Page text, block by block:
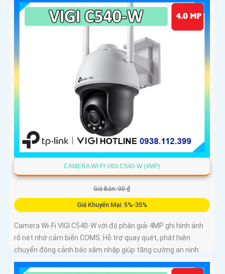
CAMERA WI-FI VIGI C540-W (4MP)
Giá Bán: 00 ₫
Giá Khuyến Mại: 5%-35%
Camera Wi-Fi VIGI C540-W với độ phân giải 4MP ghi hình ảnh
rõ nét nhờ cảm biến COMS. Hỗ trợ quay quét, phát hiện
chuyển động cảnh báo xâm nhập giúp tăng cường an ninh